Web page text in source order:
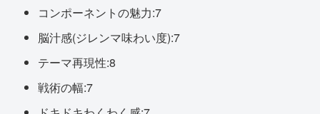
コンポーネントの魅力:7
脳汁感(ジレンマ味わい度):7
テーマ再現性:8
戦術の幅:7